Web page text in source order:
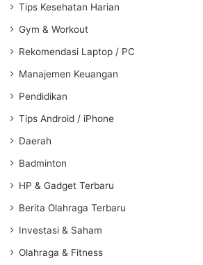
Tips Kesehatan Harian
Gym & Workout
Rekomendasi Laptop / PC
Manajemen Keuangan
Pendidikan
Tips Android / iPhone
Daerah
Badminton
HP & Gadget Terbaru
Berita Olahraga Terbaru
Investasi & Saham
Olahraga & Fitness